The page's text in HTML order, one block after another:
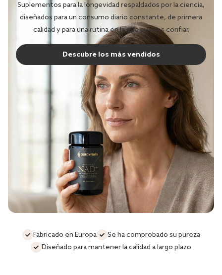
Suplementos para la longevidad respaldados por la ciencia,
diseñados para un consumo diario constante, de primera
calidad y para una rutina en la que puedes confiar.
Descubre los más vendidos
Fabricado en Europa
Se ha comprobado su pureza
Diseñado para mantener la calidad a largo plazo